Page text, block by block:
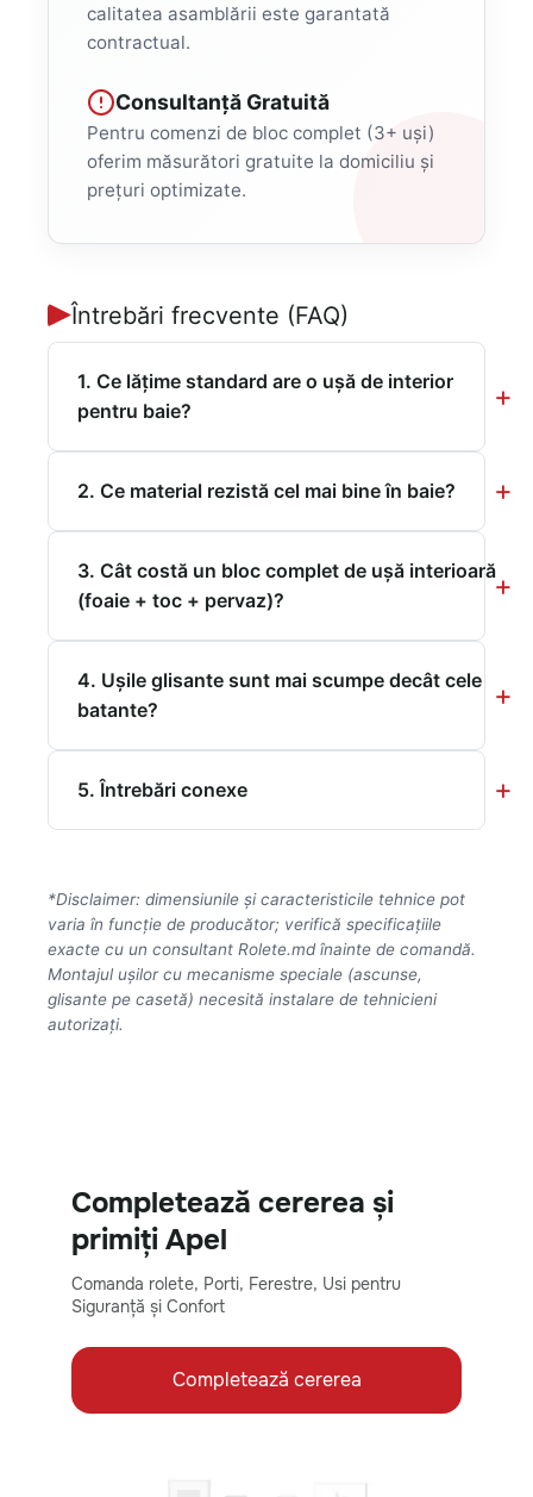
calitatea asamblării este garantată
contractual.
Consultanță Gratuită
Pentru comenzi de bloc complet (3+ uși)
oferim măsurători gratuite la domiciliu și
prețuri optimizate.
Întrebări frecvente (FAQ)
1. Ce lățime standard are o ușă de interior
pentru baie?
2. Ce material rezistă cel mai bine în baie?
3. Cât costă un bloc complet de ușă interioară
(foaie + toc + pervaz)?
4. Ușile glisante sunt mai scumpe decât cele
batante?
5. Întrebări conexe
*Disclaimer: dimensiunile și caracteristicile tehnice pot
varia în funcție de producător; verifică specificațiile
exacte cu un consultant Rolete.md înainte de comandă.
Montajul ușilor cu mecanisme speciale (ascunse,
glisante pe casetă) necesită instalare de tehnicieni
autorizați.
Completează cererea și
primiți Apel
Comanda rolete, Porti, Ferestre, Usi pentru
Siguranță și Confort
Completează cererea